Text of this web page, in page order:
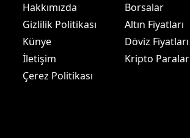
Hakkımızda
Gizlilik Politikası
Künye
İletişim
Çerez Politikası
Borsalar
Altın Fiyatları
Döviz Fiyatları
Kripto Paralar